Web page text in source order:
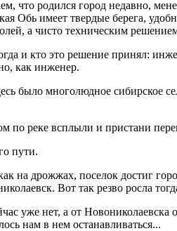
что родился город недавно,
Обь имеет твердые берега,
а чисто техническим
и кто это решение принял:
как инженер.
было многолюдное сибирское
по реке всплыли и пристани
пути.
на дрожжах, поселок достиг
Вот так резво росла
уже нет, а от
нам в нем останавливаться...